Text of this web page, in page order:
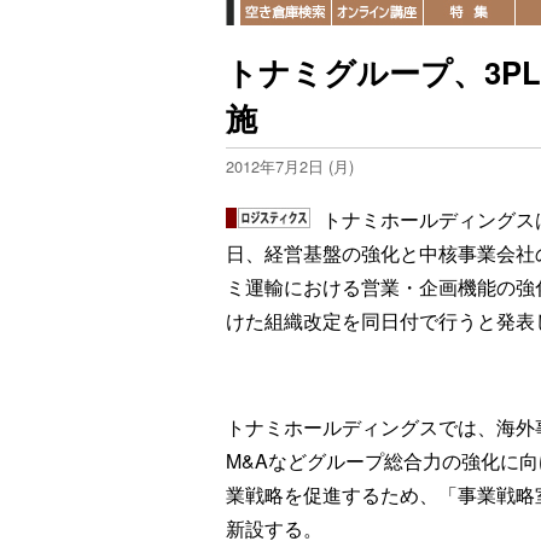
トナミグループ、
施
2012年7月2日 (月)
トナミホールディングス
日、経営基盤の強化と中核事業会
ミ運輸における営業・企画機能の
けた組織改定を同日付で行うと発表
トナミホールディングスでは、海
M&Aなどグループ総合力の強化に
業戦略を促進するため、「事業戦略
新設する。